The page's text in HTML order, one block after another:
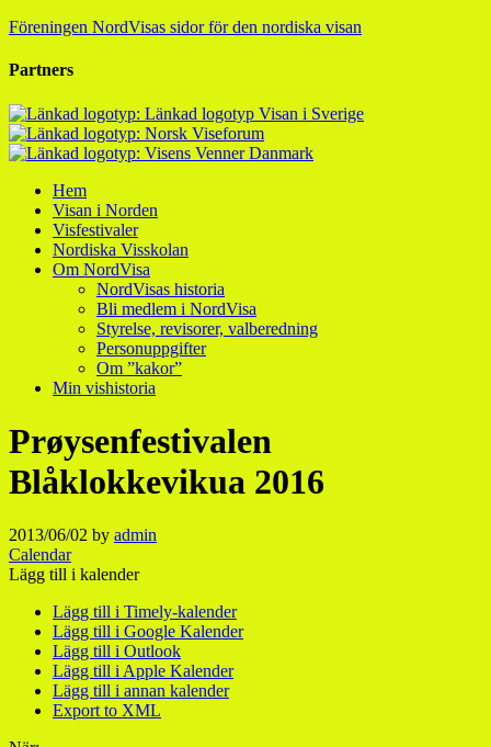
Föreningen NordVisas sidor för den nordiska visan
Partners
Hem
Visan i Norden
Visfestivaler
Nordiska Visskolan
Om NordVisa
NordVisas historia
Bli medlem i NordVisa
Styrelse, revisorer, valberedning
Personuppgifter
Om ”kakor”
Min vishistoria
Prøysenfestivalen
Blåklokkevikua 2016
2013/06/02 by admin
Calendar
Lägg till i kalender
Lägg till i Timely-kalender
Lägg till i Google Kalender
Lägg till i Outlook
Lägg till i Apple Kalender
Lägg till i annan kalender
Export to XML